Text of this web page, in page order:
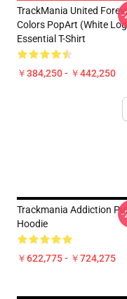
TrackMania United
Colors PopArt (White
Essential T-Shirt
￥384,250 - ￥442,250
-
Trackmania Addiction
Hoodie
￥622,775 - ￥724,275
-